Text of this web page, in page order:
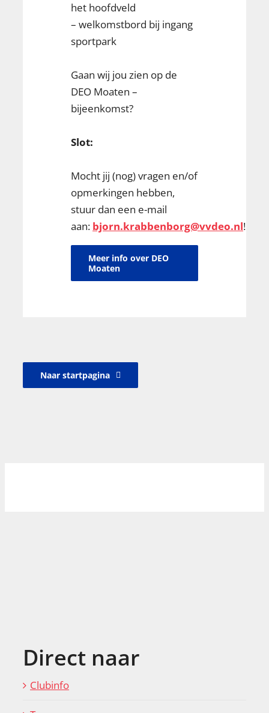
het hoofdveld
– welkomstbord bij ingang
sportpark
Gaan wij jou zien op de
DEO Moaten –
bijeenkomst?
Slot:
Mocht jij (nog) vragen en/of
opmerkingen hebben,
stuur dan een e-mail
aan: bjorn.krabbenborg@vvdeo.nl!
Meer info over DEO
Moaten
Naar startpagina
Direct naar
Clubinfo